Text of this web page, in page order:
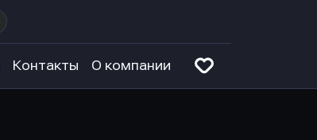
Контакты О компании